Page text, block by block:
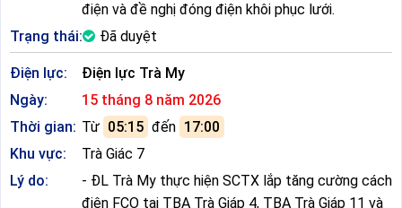
điện và đề nghị đóng điện khôi phục lưới.
Trạng thái:
Đã duyệt
Điện lực:
Điện lực Trà My
Ngày:
15 tháng 8 năm 2026
Thời gian: Từ 05:15 đến 17:00
Khu vực:
Trà Giác 7
Lý do:
- ĐL Trà My thực hiện SCTX lắp tăng cường cách
điện FCO tại TBA Trà Giáp 4, TBA Trà Giáp 11 và